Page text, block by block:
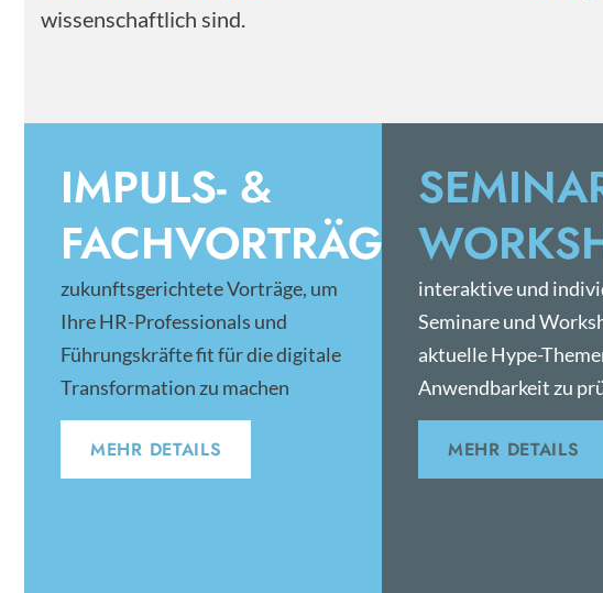
wissenschaftlich sind.
IMPULS- &
FACHVORTRÄGE
zukunftsgerichtete Vorträge, um
Ihre HR-Professionals und
Führungskräfte fit für die digitale
Transformation zu machen
MEHR DETAILS
interaktive und
Seminare und
aktuelle Hype-
Anwendbarkeit zu
MEHR DETAILS